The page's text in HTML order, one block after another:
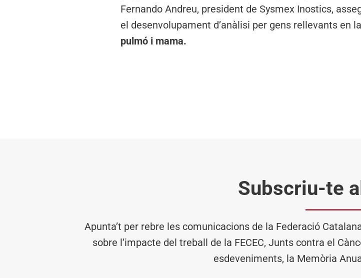
Fernando Andreu, president de Sysmex Inostics,
el desenvolupament d’anàlisi per gens rellevants en
pulmó i mama.
Subscriu-te
Apunta’t per rebre les comunicacions de la Federació
sobre l’impacte del treball de la FECEC, Junts contra el
esdeveniments, la Memòria